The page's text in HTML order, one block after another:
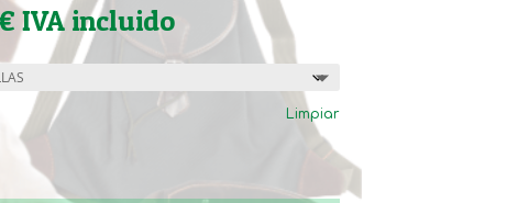
Rango
de
precios:
desde
57,90€
hasta
72,35€
IVA incluido
Limpiar